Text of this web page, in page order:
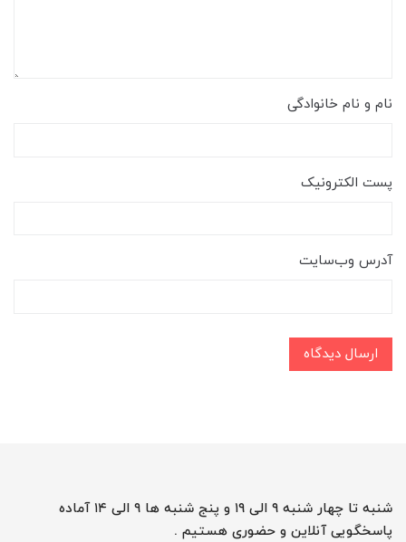
نام و نام خانوادگی
پست الکترونیک
آدرس وب‌سایت
ارسال دیدگاه
شنبه تا چهار شنبه ۹ الی ۱۹ و پنج شنبه ها ۹ الی ۱۴ آماده
پاسخگویی آنلاین و حضوری هستیم .